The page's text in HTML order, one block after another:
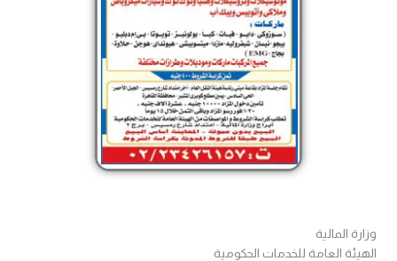
وزارة المالية
الهيئة العامة للخدمات الحكومية